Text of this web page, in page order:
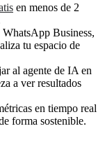
en menos de 2
WhatsApp Business,
tu espacio de
al agente de IA en
a ver resultados
en tiempo real
forma sostenible.